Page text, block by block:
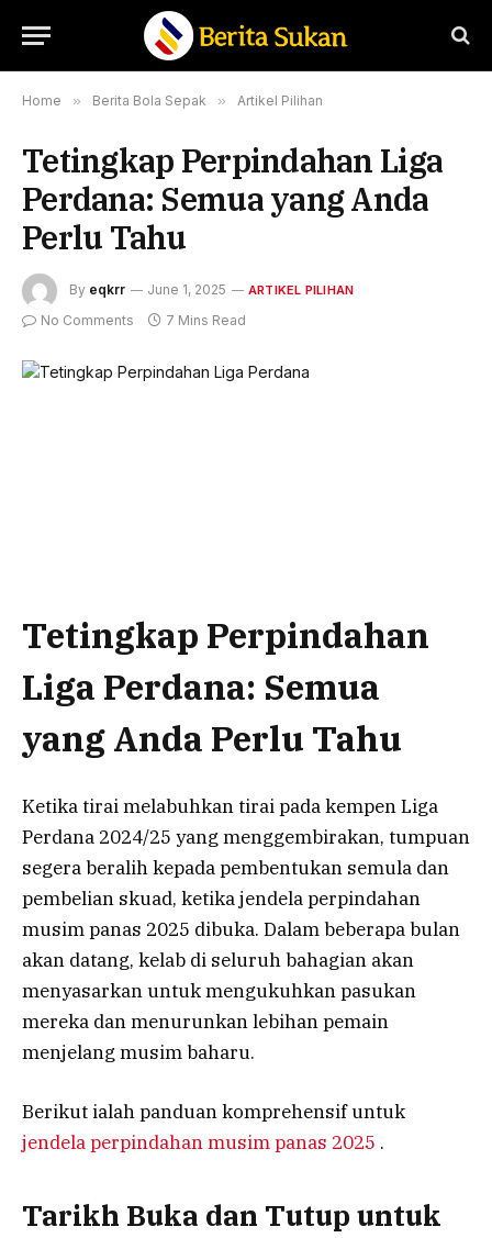
Home » Berita Bola Sepak » Artikel Pilihan
Tetingkap Perpindahan Liga
Perdana: Semua yang Anda
Perlu Tahu
By eqkrr June 1, 2025 ARTIKEL PILIHAN
No Comments 7 Mins Read
Tetingkap Perpindahan
Liga Perdana: Semua
yang Anda Perlu Tahu
Ketika tirai melabuhkan tirai pada kempen Liga
Perdana 2024/25 yang menggembirakan, tumpuan
segera beralih kepada pembentukan semula dan
pembelian skuad, ketika jendela perpindahan
musim panas 2025 dibuka. Dalam beberapa bulan
akan datang, kelab di seluruh bahagian akan
menyasarkan untuk mengukuhkan pasukan
mereka dan menurunkan lebihan pemain
menjelang musim baharu.
Berikut ialah panduan komprehensif untuk
jendela perpindahan musim panas 2025 .
Tarikh Buka dan Tutup untuk